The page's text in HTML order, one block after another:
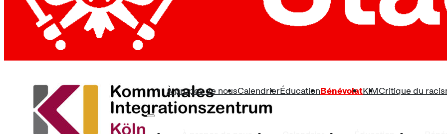
À propos de nousCalendrierÉducationBénévolatKIMCritique du